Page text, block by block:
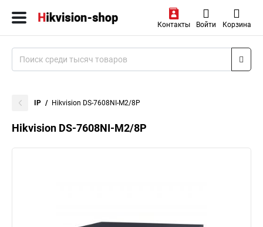
Контакты Войти Корзина
IP Hikvision DS-7608NI-M2/8P
Hikvision DS-7608NI-M2/8P